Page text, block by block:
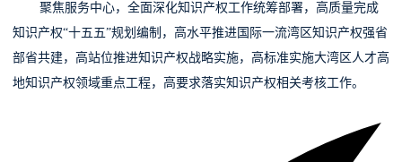
聚焦服务中心， 全面深化知识产权工作统筹部署，高质量完成
知识产权“十五五”规划编制，高水平推进国际一流湾区知识产权强省
部省共建，高站位推进知识产权战略实施，高标准实施大湾区人才高
地知识产权领域重点工程，高要求落实知识产权相关考核工作。